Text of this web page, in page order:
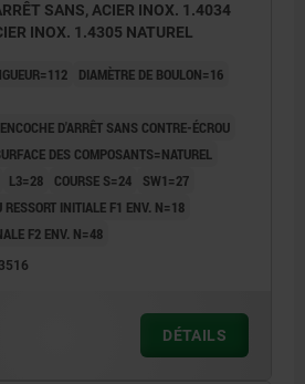
SANS, ACIER INOX. 1.4034
INOX. 1.4305 NATUREL
DIAMÈTRE DE BOULON=16
D'ARRÊT SANS CONTRE-ÉCROU
DES COMPOSANTS=NATUREL
L3=28 COURSE S=24
SW1=27
RESSORT INITIALE F1 ENV. N=18
F2 ENV. N=48
DÉTAILS